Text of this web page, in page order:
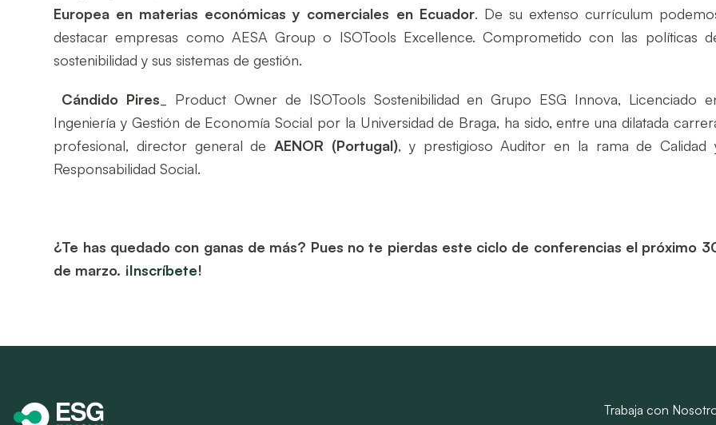
Europea en materias económicas y comerciales en Ecuador. De su extenso currículum
destacar empresas como AESA Group o ISOTools Excellence. Comprometido con las políticas
sostenibilidad y sus sistemas de gestión.
Cándido Pires Product Owner de ISOTools Sostenibilidad enGrupo ESG Innova, Licenciado
Ingeniería y Gestión de Economía Social por la Universidad de Braga, ha sido, entre una dilatada
profesional, director general deAENOR (Portugal), y prestigioso Auditor en la rama de Calidad
Responsabilidad Social.
¿Te has quedado con ganas de más? Pues no te pierdas este ciclo de conferencias el próximo
de marzo. ¡Inscríbete!
Trabaja con